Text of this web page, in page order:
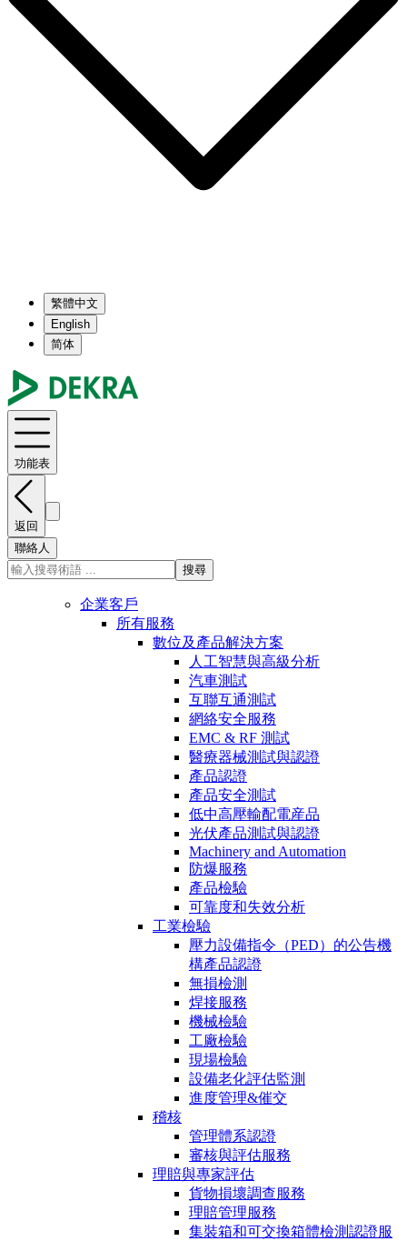
繁體中文
English
简体
功能表
返回
聯絡人
搜尋
企業客戶
所有服務
數位及產品解決方案
人工智慧與高級分析
汽車測試
互聯互通測試
網絡安全服務
EMC & RF 測試
醫療器械測試與認證
產品認證
產品安全測試
低中高壓輸配電産品
光伏產品測試與認證
Machinery and Automation
防爆服務
產品檢驗
可靠度和失效分析
工業檢驗
壓力設備指令（PED）的公告機
構產品認證
無損檢測
焊接服務
機械檢驗
工廠檢驗
現場檢驗
設備老化評估監測
進度管理&催交
稽核
管理體系認證
審核與評估服務
理賠與專家評估
貨物損壞調查服務
理賠管理服務
集裝箱和可交換箱體檢測認證服